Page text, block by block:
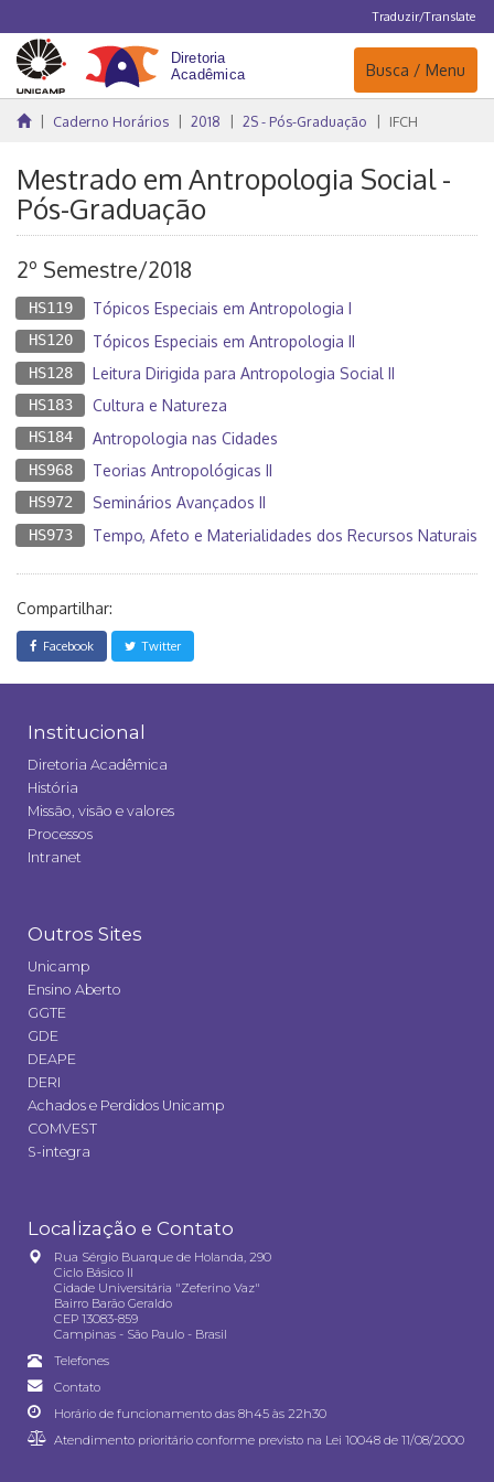
Traduzir/Translate
Navegação
Busca / Menu
Caderno Horários 2018 2S - Pós-Graduação IFCH
Mestrado em Antropologia Social -
Pós-Graduação
2º Semestre/2018
HS119 Tópicos Especiais em Antropologia I
HS120 Tópicos Especiais em Antropologia II
HS128 Leitura Dirigida para Antropologia Social II
HS183 Cultura e Natureza
HS184 Antropologia nas Cidades
HS968 Teorias Antropológicas II
HS972 Seminários Avançados II
HS973 Tempo, Afeto e Materialidades dos Recursos Naturais
Compartilhar:
Facebook Twitter
Institucional
Diretoria Acadêmica
História
Missão, visão e valores
Processos
Intranet
Outros Sites
Unicamp
Ensino Aberto
GGTE
GDE
DEAPE
DERI
Achados e Perdidos Unicamp
COMVEST
S-integra
Localização e Contato
Rua Sérgio Buarque de Holanda, 290
Ciclo Básico II
Cidade Universitária "Zeferino Vaz"
Bairro Barão Geraldo
CEP 13083-859
Campinas - São Paulo - Brasil
Telefones
Contato
Horário de funcionamento das 8h45 às 22h30
Atendimento prioritário conforme previsto na Lei 10048 de 11/08/2000